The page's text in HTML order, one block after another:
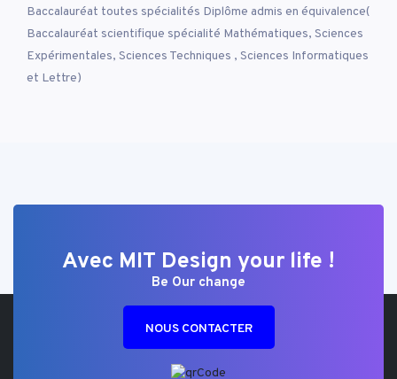
Baccalauréat toutes spécialités Diplôme admis en équivalence(
Baccalauréat scientifique spécialité Mathématiques, Sciences
Expérimentales, Sciences Techniques , Sciences Informatiques
et Lettre)
Avec MIT Design your life !
Be Our change
NOUS CONTACTER